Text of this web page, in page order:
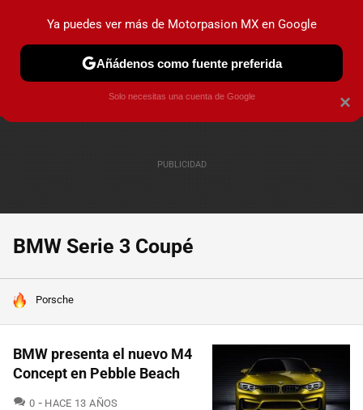
PRUEBAS INDUSTRIA HOY NO CIRCULA
BMW Serie 3 Coupé
HOY SE HABLA DE
Porsche
BMW presenta el nuevo M4
Concept en Pebble Beach
0 COMENTARIOS
HACE 13 AÑOS
×
Ya puedes ver más de Motorpasion MX en Google
Añádenos como fuente preferida
Solo necesitas una cuenta de Google